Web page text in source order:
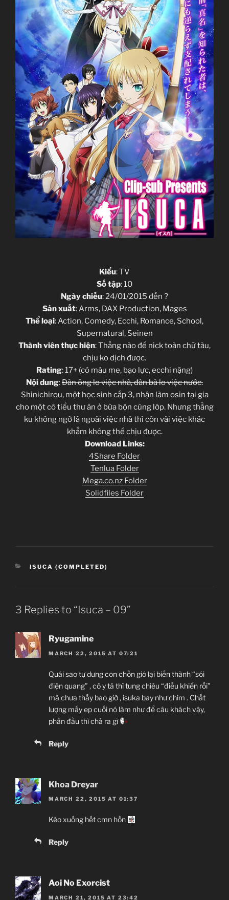
Kiểu: TV
Số tập: 10
Ngày chiếu: 24/01/2015 đến ?
Sản xuất: Arms, DAX Production, Mages
Thể loại: Action, Comedy, Ecchi, Romance, School,
Supernatural, Seinen
Thành viên thực hiện: Thằng nào để nick toàn chữ tàu,
chịu ko dịch được.
Rating: 17+ (có máu me, bạo lực, ecchi nặng)
Nội dung:Đàn ông lo việc nhà, đàn bà lo việc nước.
Shinichirou, một học sinh cấp 3, nhận làm osin tại gia
cho một cô tiểu thư ăn ở bừa bộn cùng lớp. Nhưng thằng
ku không ngờ là ngoài việc nhà thì còn vài việc khác
khắm không thể chịu được.
Download Links:
4Share Folder
Tenlua Folder
Mega.co.nz Folder
Solidfiles Folder
CATEGORIES
ISUCA (COMPLETED)
3 Replies to “Isuca – 09”
Ryugamine
MARCH 22, 2015 AT 07:21
Quái sao tự dưng con chồn gió lại biến thành “sói
điện quang” , cô y tá thì tung chiêu “điều khiển rối”
mà chưa thấy bao giờ , isuka bay như chim . Chất
lượng mấy ep cuối nó làm như để câu khách vậy,
phần đầu thì chả ra gì
Reply
Khoa Dreyar
MARCH 22, 2015 AT 01:37
Kéo xuống hết cmn hồn
Reply
Aoi No Exorcist
MARCH 21, 2015 AT 23:42